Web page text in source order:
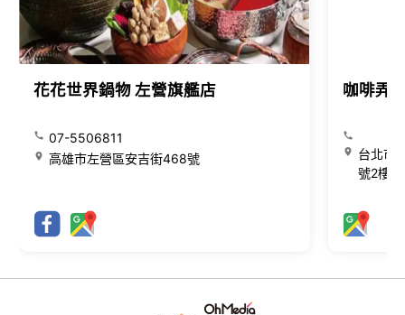
花花世界鍋物 左營旗艦店
07-5506811
高雄市左營區安吉街468號
咖啡弄
台北市
號2樓